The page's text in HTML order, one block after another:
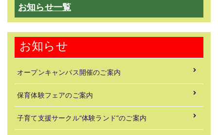
お知らせ一覧
お知らせ
オープンキャンパス開催のご案内
保育体験フェアのご案内
子育て支援サークル“体験ランド”のご案内